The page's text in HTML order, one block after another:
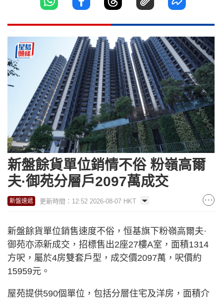
新盤餘貨單位銷情不俗 粉嶺高爾
夫·御苑分層戶2097萬成交
新盤速遞 更新時間：12:52 2026-08-07 HKT
新盤餘貨單位銷售速度不俗，恒基旗下粉嶺高爾夫·
御苑亦添新成交，招標售出2座27樓A室，面積1314
方呎，屬於4房雙套戶型，成交價2097萬，呎價約
15959元。
屋苑提供590個單位，包括分層住宅及洋房，面積介